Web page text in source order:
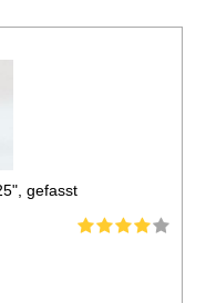
gefasst